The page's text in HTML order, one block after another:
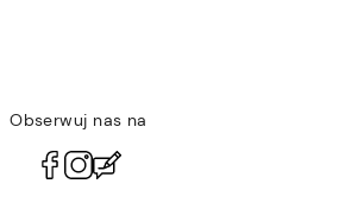
Obserwuj nas na